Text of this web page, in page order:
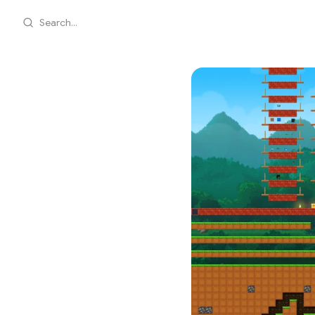
Search...